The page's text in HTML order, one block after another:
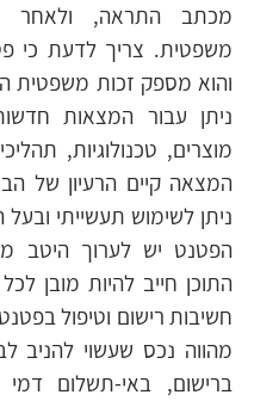
מכתב התראה, ולאחר
משפטית. צריך לדעת כי
ניתן עבור המצאות
מוצרים, טכנולוגיות,
המצאה קיים הרעיון של
ניתן לשימוש תעשייתי
הפטנט יש לערוך היטב
התוכן חייב להיות מובן
חשיבות רישום וטיפול
מהווה נכס שעשוי להניב
ברישום, באי-תשלום דמי